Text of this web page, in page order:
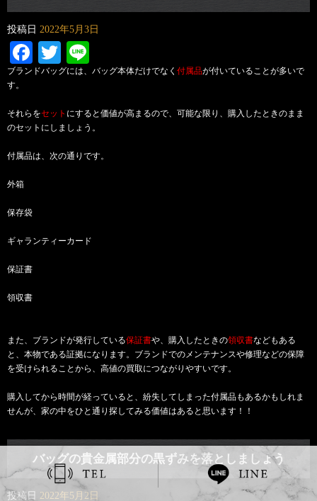
投稿日 2022年5月3日
Facebook
Twitter
ブランドバッグには、バッグ本体だけでなく 付属品が付いていることが多いで
す。
それらをセット にすると価値が高まるので、 可能な限り、購入したときのまま
のセットにしましょう。
付属品は、次の通りです。
外箱
保存袋
ギャランティーカード
保証書
領収書
また、ブランドが発行している保証書や、購入したときの領収書などもある
と、本物である証拠になります。ブランドでのメンテナンスや修理などの保障
を受けられることから、高値の買取につながりやすいです。
購入してから時間が経っていると、紛失してしまった付属品もあるかもしれま
せんが、家の中をひと通り探してみる価値はあると思います！！
バッグの貴金属部分の黒ずみを落としましょう
投稿日 2022年5月2日